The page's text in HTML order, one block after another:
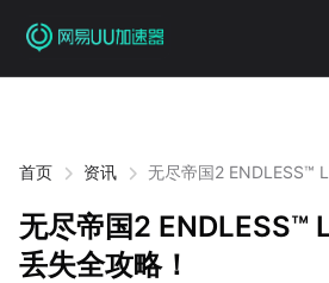
首页 资讯
无尽帝国2 ENDLESS™
无尽帝国2 ENDLESS™
丢失全攻略！